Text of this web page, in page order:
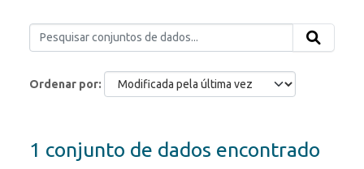
Ordenar por
1 conjunto de dados encontrado